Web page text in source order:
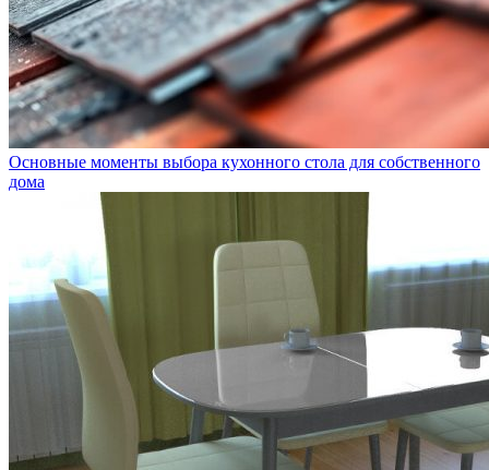
Основные моменты выбора кухонного стола для собственного
дома